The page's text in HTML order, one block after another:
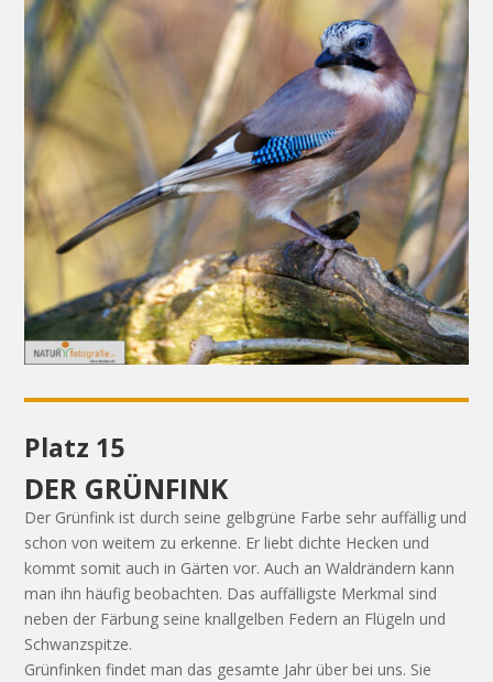
Platz 15
DER GRÜNFINK
Der Grünfink ist durch seine gelbgrüne Farbe sehr auffällig und
schon von weitem zu erkenne. Er liebt dichte Hecken und
kommt somit auch in Gärten vor. Auch an Waldrändern kann
man ihn häufig beobachten. Das auffälligste Merkmal sind
neben der Färbung seine knallgelben Federn an Flügeln und
Schwanzspitze.
Grünfinken findet man das gesamte Jahr über bei uns. Sie